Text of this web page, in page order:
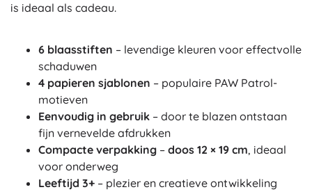
is ideaal als cadeau.
6 blaasstiften – levendige kleuren voor effectvolle
schaduwen
4 papieren sjablonen – populaire PAW Patrol-
motieven
Eenvoudig in gebruik – door te blazen ontstaan
fijn vernevelde afdrukken
Compacte verpakking – doos 12 × 19 cm, ideaal
voor onderweg
Leeftijd 3+ – plezier en creatieve ontwikkeling